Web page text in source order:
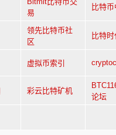
易
比特
领先比特币社
区
比特
虚拟币索引
彩云比特矿机
论坛